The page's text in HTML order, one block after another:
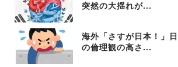
突然の大揺れが...
海外「さすが日本！」
の倫理観の高さ...